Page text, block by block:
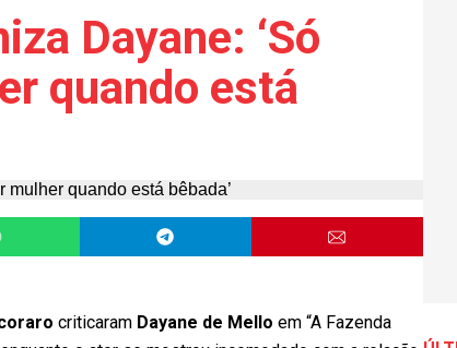
Dayane: ‘Só
quando está
criticaram Dayane de Mello em “A Fazenda